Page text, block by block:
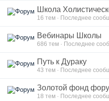
Школа
16 тем · Последнее
Вебинары Школы
686 тем · Последнее
Путь к Дураку
43 тем · Последнее
Золотой фонд
18 тем · Последнее